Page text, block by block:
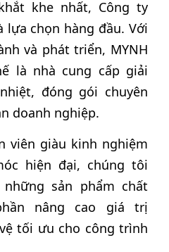
khe nhất, Công ty
lựa chọn hàng đầu. Với
và phát triển, MYNH
là nhà cung cấp giải
đóng gói chuyên
doanh nghiệp.
viên giàu kinh nghiệm
hiện đại, chúng tôi
sản phẩm chất
nâng cao giá trị
tối ưu cho công trình